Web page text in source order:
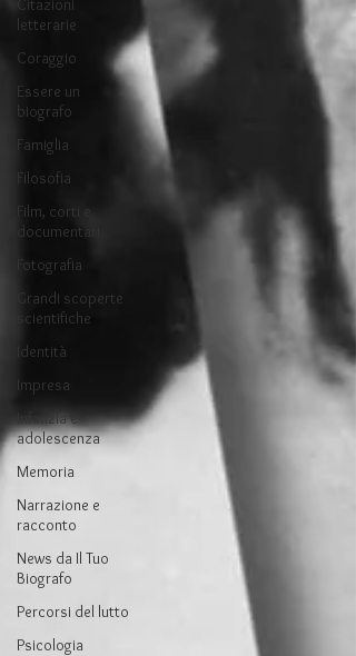
Citazioni
letterarie
Coraggio
Essere un
biografo
Famiglia
Filosofia
Film, corti e
documentari
Fotografia
Grandi scoperte
scientifiche
Identità
Impresa
Infanzia e
adolescenza
Memoria
Narrazione e
racconto
News da Il Tuo
Biografo
Percorsi del lutto
Psicologia